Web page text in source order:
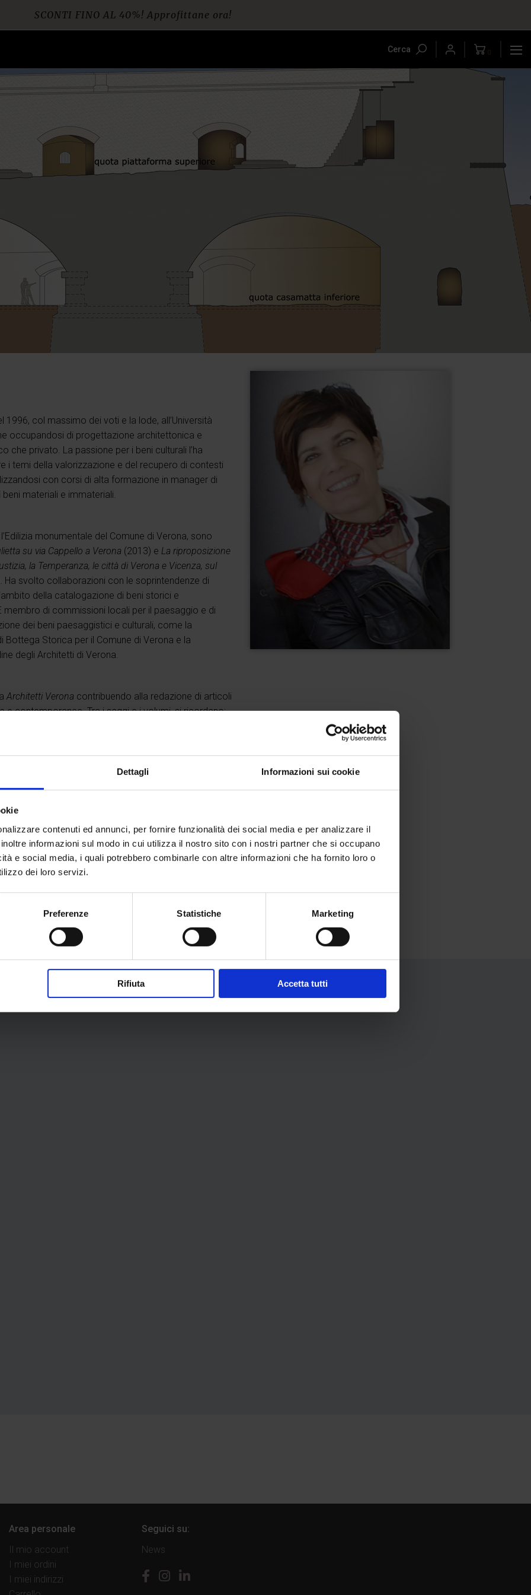
Dettagli Informazioni sui cookie
contenuti ed annunci, per fornire funzionalità dei social media e per analizzare il
informazioni sul modo in cui utilizza il nostro sito con i nostri partner che si occupano
e social media, i quali potrebbero combinarle con altre informazioni che ha fornito loro o
dei loro servizi.
Preferenze Statistiche Marketing
Rifiuta Accetta tutti
SCONTI FINO AL 40%! Approfittane ora!
Cerca 0
1996, col massimo dei voti e la lode, all’Università
occupandosi di progettazione architettonica e
che privato. La passione per i beni culturali l’ha
i temi della valorizzazione e del recupero di contesti
con corsi di alta formazione in manager di
materiali e immateriali.
monumentale del Comune di Verona, sono
su via Cappello a Verona (2013) e La riproposizione
la Temperanza, le città di Verona e Vicenza, sul
Ha svolto collaborazioni con le soprintendenze di
della catalogazione di beni storici e
di commissioni locali per il paesaggio e di
dei beni paesaggistici e culturali, come la
Bottega Storica per il Comune di Verona e la
degli Architetti di Verona.
Architetti Verona contribuendo alla redazione di articoli
e contemporanee. Tra i saggi e i volumi, si ricordano:
per i Beni Archeologici, Soprintendenza
culturale Ricerche Fortificazioni Altomedievali-
della Vallena
2005);
per i Beni Culturali e Ambientali, Soprintendenza ai
La rondella delle Boccare: una fortificazione da
Le mura di Verona. Da castrum romano a fortezza
(collana Urbis, 2019).
ha ricevuto diversi riconoscimenti tra cui il
ad aspetti della vita veronese).
Area personale
Il mio account
I miei ordini
I miei indirizzi
Seguici su:
News